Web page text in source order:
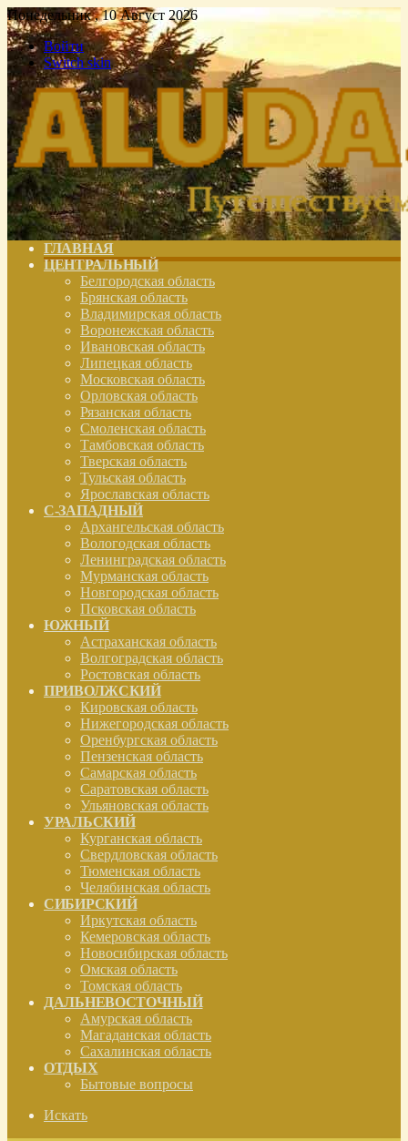
Понедельник , 10 Август 2026
Войти
Switch skin
ГЛАВНАЯ
ЦЕНТРАЛЬНЫЙ
Белгородская область
Брянская область
Владимирская область
Воронежская область
Ивановская область
Липецкая область
Московская область
Орловская область
Рязанская область
Смоленская область
Тамбовская область
Тверская область
Тульская область
Ярославская область
С-ЗАПАДНЫЙ
Архангельская область
Вологодская область
Ленинградская область
Мурманская область
Новгородская область
Псковская область
ЮЖНЫЙ
Астраханская область
Волгоградская область
Ростовская область
ПРИВОЛЖСКИЙ
Кировская область
Нижегородская область
Оренбургская область
Пензенская область
Самарская область
Саратовская область
Ульяновская область
УРАЛЬСКИЙ
Курганская область
Свердловская область
Тюменская область
Челябинская область
СИБИРСКИЙ
Иркутская область
Кемеровская область
Новосибирская область
Омская область
Томская область
ДАЛЬНЕВОСТОЧНЫЙ
Амурская область
Магаданская область
Сахалинская область
ОТДЫХ
Бытовые вопросы
Искать